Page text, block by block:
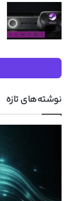
نوشته‌های تازه